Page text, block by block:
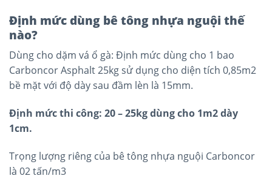
Định mức dùng bê tông nhựa nguội thế
nào?
Dùng cho dặm vá ổ gà: Định mức dùng cho 1 bao
Carboncor Asphalt 25kg sử dụng cho diện tích 0,85m2
bề mặt với độ dày sau đầm lèn là 15mm.
Định mức thi công: 20 – 25kg dùng cho 1m2 dày
1cm.
Trọng lượng riêng của bê tông nhựa nguội Carboncor
là 02 tấn/m3